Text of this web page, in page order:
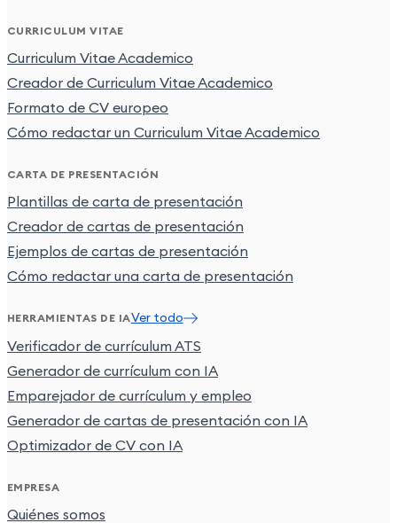
CURRICULUM VITAE
Curriculum Vitae Academico
Creador de Curriculum Vitae Academico
Formato de CV europeo
Cómo redactar un Curriculum Vitae Academico
CARTA DE PRESENTACIÓN
Plantillas de carta de presentación
Creador de cartas de presentación
Ejemplos de cartas de presentación
Cómo redactar una carta de presentación
HERRAMIENTAS DE IAVer todo
Verificador de currículum ATS
Generador de currículum con IA
Emparejador de currículum y empleo
Generador de cartas de presentación con IA
Optimizador de CV con IA
EMPRESA
Quiénes somos